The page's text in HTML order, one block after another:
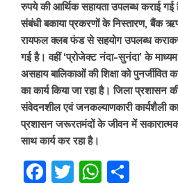
रुपये की आर्थिक सहायता उपलब्ध कराई गई
संबंधी बकाया प्रकरणों के निस्तारण, बैंक ऋण
रायफल क्लब फंड से सहयोग उपलब्ध कराकर
गई है। वहीं ‘प्रोजेक्ट नंदा-सुनंदा’ के
असहाय बालिकाओं की शिक्षा को
का कार्य किया जा रहा है। जिला प्रशासन
संवेदनशील एवं जनकल्याणकारी कार्यशैली
प्रशासन जरूरतमंदों के जीवन में सकारात्मक
साथ कार्य कर रहा है।
Facebook
Twitter